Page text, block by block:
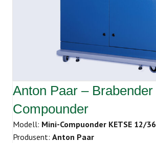
Anton Paar –
Compounder
Modell: Mini-Compuonder KETSE 12/
Produsent: Anton Paar